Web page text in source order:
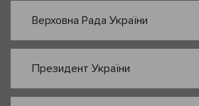
Верховна Рада України
Президент України